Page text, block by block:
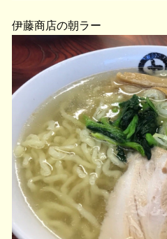
伊藤商店の朝ラー